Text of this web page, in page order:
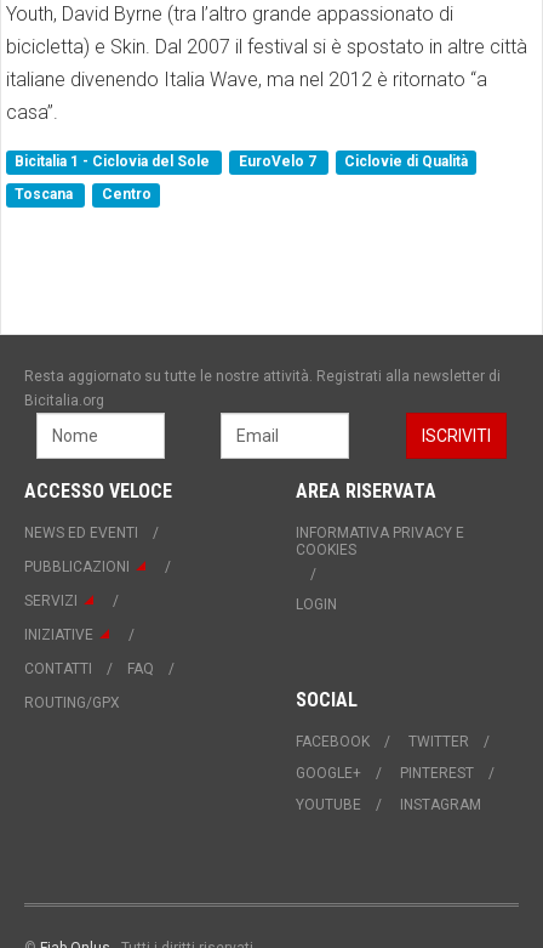
Youth, David Byrne (tra l’altro grande appassionato di
bicicletta) e Skin. Dal 2007 il festival si è spostato in altre città
italiane divenendo Italia Wave, ma nel 2012 è ritornato “a
casa”.
Bicitalia 1 - Ciclovia del Sole EuroVelo 7
Ciclovie di Qualità
Toscana
Centro
Resta aggiornato su tutte le nostre attività. Registrati alla newsletter di
Bicitalia.org
ACCESSO VELOCE
NEWS ED EVENTI
PUBBLICAZIONI
SERVIZI
INIZIATIVE
CONTATTI
FAQ
ROUTING/GPX
AREA RISERVATA
INFORMATIVA PRIVACY E
COOKIES
LOGIN
SOCIAL
FACEBOOK
TWITTER
GOOGLE+
PINTEREST
YOUTUBE
INSTAGRAM